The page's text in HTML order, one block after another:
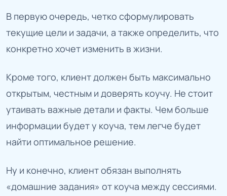
В первую очередь, четко сформулировать
текущие цели и задачи, а также определить, что
конкретно хочет изменить в жизни.
Кроме того, клиент должен быть максимально
открытым, честным и доверять коучу. Не стоит
утаивать важные детали и факты. Чем больше
информации будет у коуча, тем легче будет
найти оптимальное решение.
Ну и конечно, клиент обязан выполнять
«домашние задания» от коуча между сессиями.